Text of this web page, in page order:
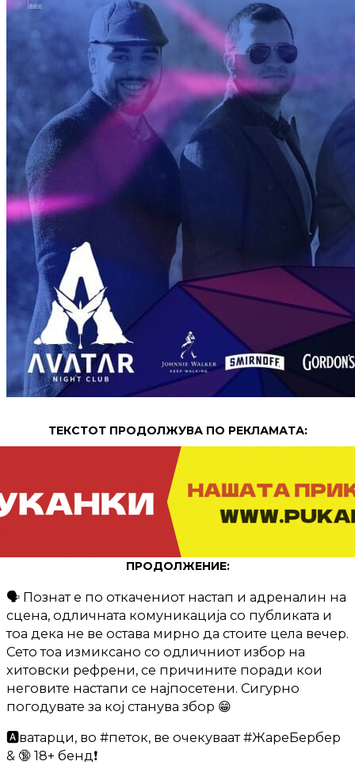
ТЕКСТОТ ПРОДОЛЖУВА ПО РЕКЛАМАТА:
ПРОДОЛЖЕНИЕ:
🗣️ Познат е по откачениот настап и адреналин на
сцена, одличната комуникација со публиката и
тоа дека не ве остава мирно да стоите цела вечер.
Сето тоа измиксано со одличниот избор на
хитовски рефрени, се причините поради кои
неговите настапи се најпосетени. Сигурно
погодувате за кој станува збор 😁
🅰️ватарци, во #петок, ве очекуваат #ЖареБербер
& 🔞 18+ бенд❗